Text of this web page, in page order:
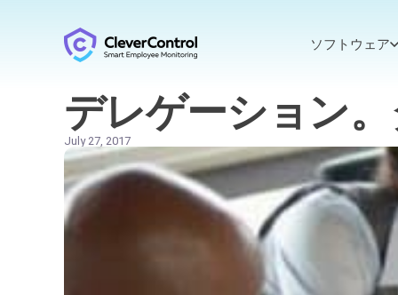
ソフトウェア
デレゲーション
July 27, 2017